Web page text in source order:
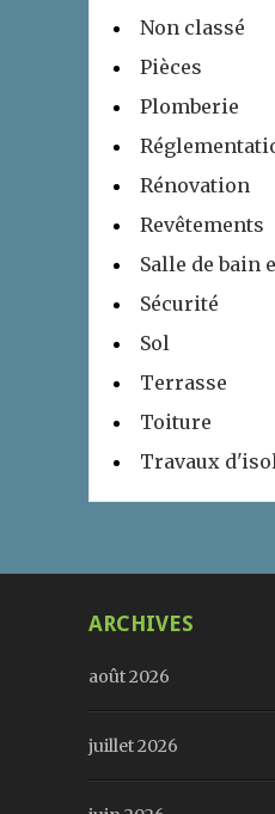
Non classé
Pièces
Plomberie
Rénovation
Revêtements
Salle de bain
Sécurité
Sol
Terrasse
Toiture
Travaux
ARCHIVES
août 2026
juillet 2026